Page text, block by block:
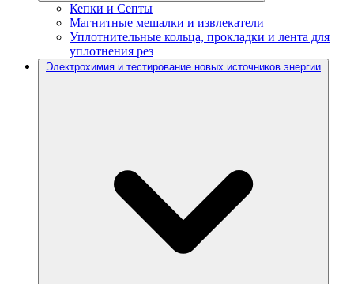
Кепки и Септы
Магнитные мешалки и извлекатели
Уплотнительные кольца, прокладки и лента для
уплотнения рез
Электрохимия и тестирование новых источников энергии